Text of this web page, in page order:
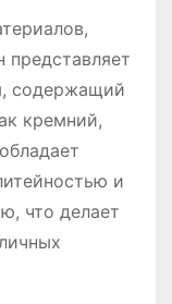
представляет
содержащий
кремний,
и
что делает